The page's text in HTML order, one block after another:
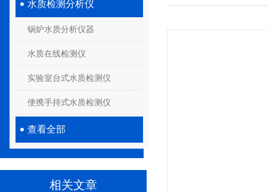
水质检测分析仪
锅炉水质分析仪器
水质在线检测仪
实验室台式水质检测仪
便携手持式水质检测仪
查看全部
相关文章